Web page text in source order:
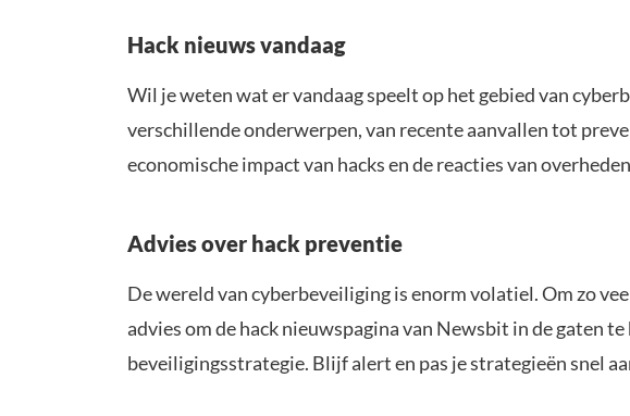
Hack nieuws vandaag
Wil je weten wat er vandaag speelt op het gebied van
verschillende onderwerpen, van recente aanvallen tot
economische impact van hacks en de reacties van
Advies over hack preventie
De wereld van cyberbeveiliging is enorm volatiel. Om zo
advies om de hack nieuwspagina van Newsbit in de gaten
beveiligingsstrategie. Blijf alert en pas je strategieën snel